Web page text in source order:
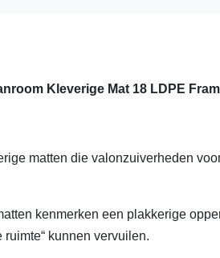
Kleverige Mat 18 LDPE
matten die valonzuiverheden
kenmerken een plakkerige
kunnen vervuilen.